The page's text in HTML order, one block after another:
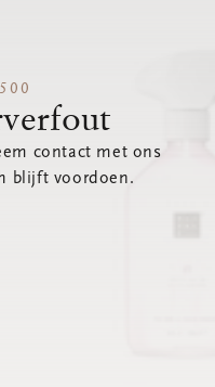
contact met ons
blijft voordoen.